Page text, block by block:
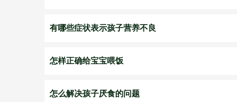
有哪些症状表示孩子营养不良
怎样正确给宝宝喂饭
怎么解决孩子厌食的问题